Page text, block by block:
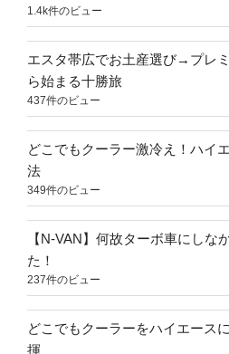
1.4k件のビュー
エスタ帯広でお土産選び→プレ
ら始まる十勝旅
437件のビュー
どこでもクーラー激冷え！ハイ
法
349件のビュー
【N-VAN】何故ターボ車にしな
た！
237件のビュー
どこでもクーラーをハイエース
揮